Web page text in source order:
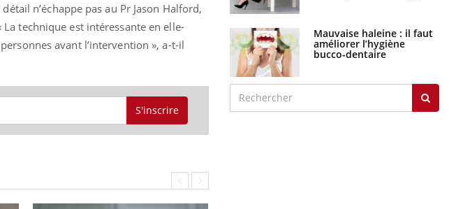
n’échappe pas au Pr Jason Halford,
La technique est intéressante en elle-
avant l’intervention », a-t-il
S'inscrire
Mauvaise haleine : il faut
améliorer l’hygiène
bucco-dentaire